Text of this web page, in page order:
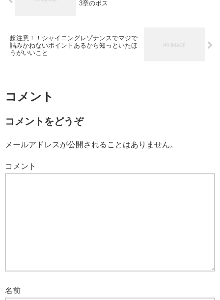
3章のボス
超注意！！シャイニングレゾナンスでマジで
詰みかねないポイントあるから知っといたほ
うがいいこと
コメント
コメントをどうぞ
メールアドレスが公開されることはありません。
コメント
名前